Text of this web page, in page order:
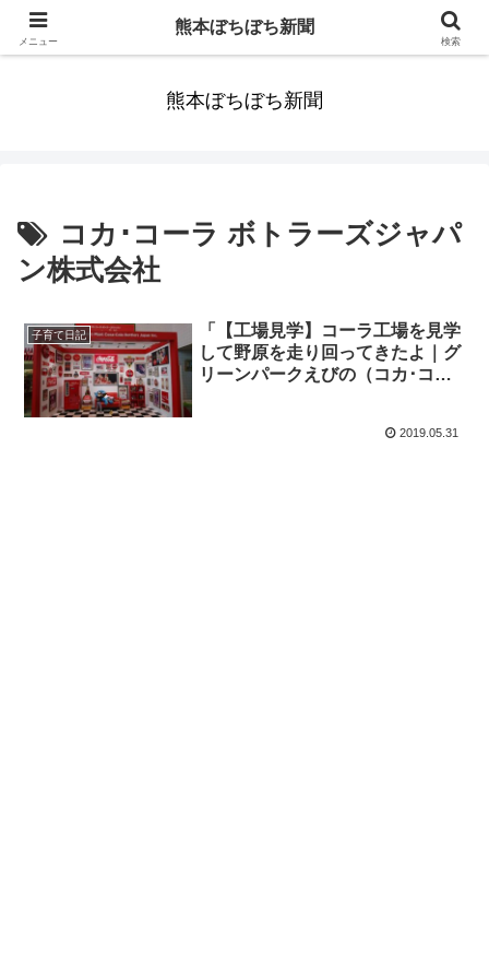
みんなまだ気づかずすごしていたんだわ。ずっといっしょに歩いてゆけるっ
熊本ぼちぼち新聞
コカ･コーラ ボトラーズジャパ
ン株式会社
子育て日記
「【工場見学】コーラ工場を見学
して野原を走り回ってきたよ｜グ
リーンパークえびの（コカ･コー
2019.05.31
メニュー
熊本ぼちぼち新聞
検索